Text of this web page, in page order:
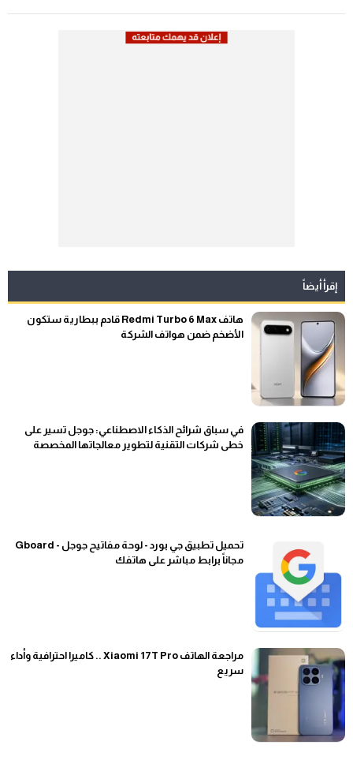
إقرأ أيضاً
هاتف Redmi Turbo 6 Max قادم ببطارية ستكون
الأضخم ضمن هواتف الشركة
في سباق شرائح الذكاء الاصطناعي: جوجل تسير على
خطى شركات التقنية لتطوير معالجاتها المخصصة
تحميل تطبيق جي بورد - لوحة مفاتيح جوجل - Gboard
مجاناً برابط مباشر على هاتفك
مراجعة الهاتف Xiaomi 17T Pro .. كاميرا احترافية وأداء
سريع